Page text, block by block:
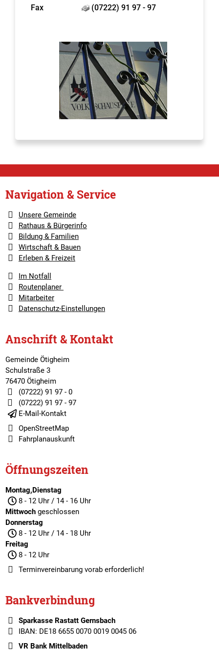
Fax
(07222) 91 97 - 97
Navigation & Service
Unsere Gemeinde
Rathaus & Bürgerinfo
Bildung & Familien
Wirtschaft & Bauen
Erleben & Freizeit
Im Notfall
Routenplaner
Mitarbeiter
Datenschutz-Einstellungen
Anschrift & Kontakt
Gemeinde Ötigheim
Schulstraße 3
76470 Ötigheim
(07222) 91 97 - 0
(07222) 91 97 - 97
E-Mail-Kontakt
OpenStreetMap
Fahrplanauskunft
Öffnungszeiten
Montag,Dienstag
8 - 12 Uhr / 14 - 16 Uhr
Mittwochgeschlossen
Donnerstag
8 - 12 Uhr / 14 - 18 Uhr
Freitag
8 - 12 Uhr
Terminvereinbarungvorab erforderlich!
Bankverbindung
Sparkasse Rastatt Gernsbach
IBAN: DE18 6655 0070 0019 0045 06
VR Bank Mittelbaden